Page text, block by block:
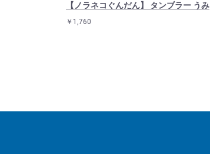
【ノラネコぐんだん】 タンブラー うみ
￥1,760